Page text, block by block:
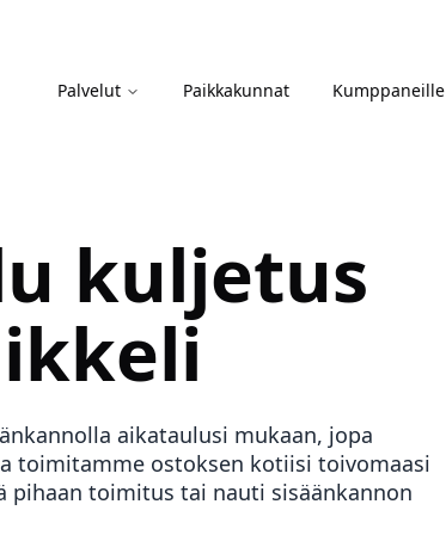
Palvelut Paikkakunnat Kumppaneille
kuljetus
aikataulusi mukaan, jopa
toimitamme ostoksen kotiisi toivomaasi
pihaan toimitus tai nauti sisäänkannon